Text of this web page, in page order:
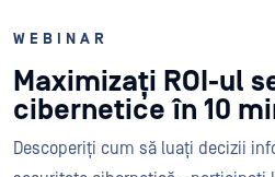
WEBINAR
Maximizați ROI-ul
cibernetice în 10
Descoperiți cum să luați decizii